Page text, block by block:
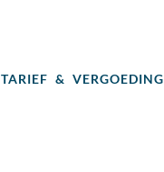
TARIEF & VERGOEDING